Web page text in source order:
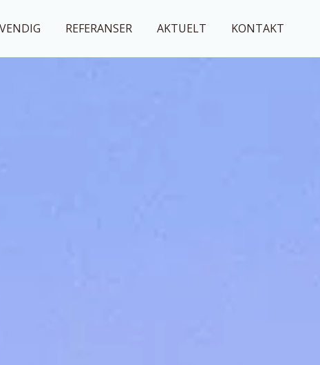
REFERANSER AKTUELT KONTAKT